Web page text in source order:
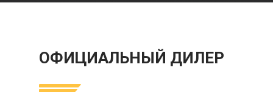
ОФИЦИАЛЬНЫЙ ДИЛЕР